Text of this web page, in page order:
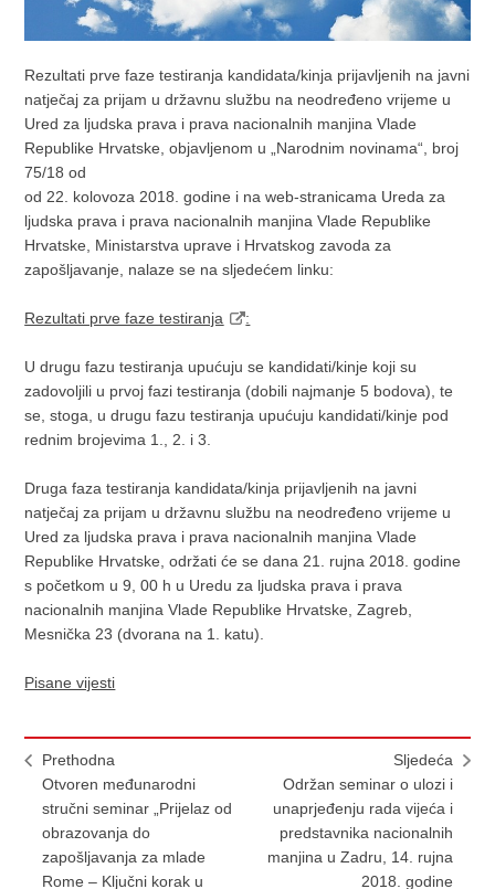
Rezultati prve faze testiranja kandidata/kinja prijavljenih na javni
natječaj za prijam u državnu službu na neodređeno vrijeme u
Ured za ljudska prava i prava nacionalnih manjina Vlade
Republike Hrvatske, objavljenom u „Narodnim novinama“, broj
75/18 od
od 22. kolovoza 2018. godine i na web-stranicama Ureda za
ljudska prava i prava nacionalnih manjina Vlade Republike
Hrvatske, Ministarstva uprave i Hrvatskog zavoda za
zapošljavanje, nalaze se na sljedećem linku:
Rezultati prve faze testiranja :
U drugu fazu testiranja upućuju se kandidati/kinje koji su
zadovoljili u prvoj fazi testiranja (dobili najmanje 5 bodova), te
se, stoga, u drugu fazu testiranja upućuju kandidati/kinje pod
rednim brojevima 1., 2. i 3.
Druga faza testiranja kandidata/kinja prijavljenih na javni
natječaj za prijam u državnu službu na neodređeno vrijeme u
Ured za ljudska prava i prava nacionalnih manjina Vlade
Republike Hrvatske, održati će se dana 21. rujna 2018. godine
s početkom u 9, 00 h u Uredu za ljudska prava i prava
nacionalnih manjina Vlade Republike Hrvatske, Zagreb,
Mesnička 23 (dvorana na 1. katu).
Pisane vijesti
Prethodna
Otvoren međunarodni
stručni seminar „Prijelaz od
obrazovanja do
zapošljavanja za mlade
Rome – Ključni korak u
Sljedeća
Održan seminar o ulozi i
unaprjeđenju rada vijeća i
predstavnika nacionalnih
manjina u Zadru, 14. rujna
2018. godine